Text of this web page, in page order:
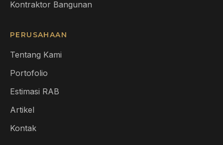
Kontraktor Bangunan
PERUSAHAAN
Tentang Kami
Portofolio
Estimasi RAB
Artikel
Kontak